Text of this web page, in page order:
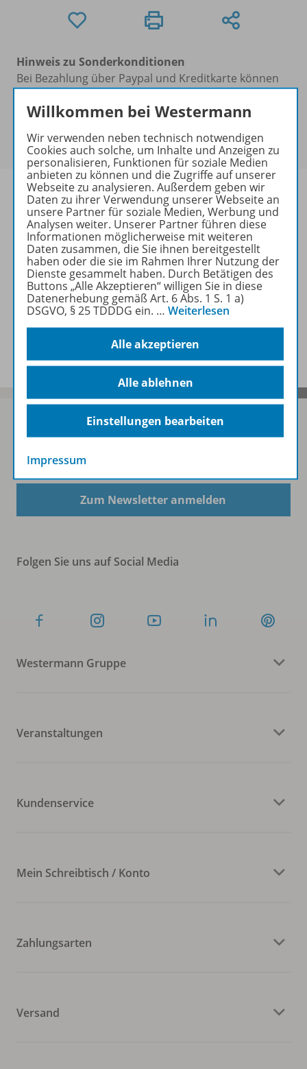
Hinweis zu Sonderkonditionen
Bei Bezahlung über Paypal und Kreditkarte können
keine Sonderkonditionen gewährt werden.
Sie haben ein passendes Spar-Paket?
sich bitte an.
Informationen
Weitere Inhalte der Ausgabe
Sofort profitieren
Zum Newsletter anmelden
Folgen Sie uns auf Social Media
Westermann Gruppe
Veranstaltungen
Kundenservice
Mein Schreibtisch / Konto
Zahlungsarten
Versand
Willkommen bei Westermann
Wir verwenden neben technisch notwendigen
Cookies auch solche, um Inhalte und Anzeigen zu
personalisieren, Funktionen für soziale Medien
anbieten zu können und die Zugriffe auf unserer
Webseite zu analysieren. Außerdem geben wir
Daten zu ihrer Verwendung unserer Webseite an
unsere Partner für soziale Medien, Werbung und
Analysen weiter. Unserer Partner führen diese
Informationen möglicherweise mit weiteren
Daten zusammen, die Sie ihnen bereitgestellt
haben oder die sie im Rahmen Ihrer Nutzung der
Dienste gesammelt haben. Durch Betätigen des
Buttons „Alle Akzeptieren“ willigen Sie in diese
Datenerhebung gemäß Art. 6 Abs. 1 S. 1 a)
DSGVO, § 25 TDDDG ein. … Weiterlesen
Alle akzeptieren
Alle ablehnen
Einstellungen bearbeiten
Impressum